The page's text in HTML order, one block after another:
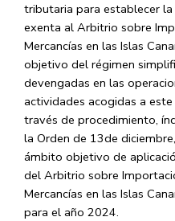
tributaria para establecer
exenta al Arbitrio sobre
Mercancías en las Islas
objetivo del régimen
devengadas en las
actividades acogidas a
través de procedimiento,
la Orden de 13de
ámbito objetivo de
del Arbitrio sobre
Mercancías en las Islas
para el año 2024.